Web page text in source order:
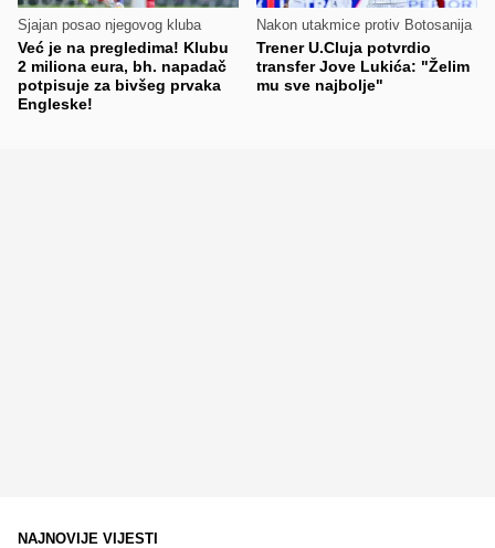
Sjajan posao njegovog kluba
Već je na pregledima! Klubu
2 miliona eura, bh. napadač
potpisuje za bivšeg prvaka
Engleske!
Nakon utakmice protiv Botosanija
Trener U.Cluja potvrdio
transfer Jove Lukića: "Želim
mu sve najbolje"
NAJNOVIJE VIJESTI